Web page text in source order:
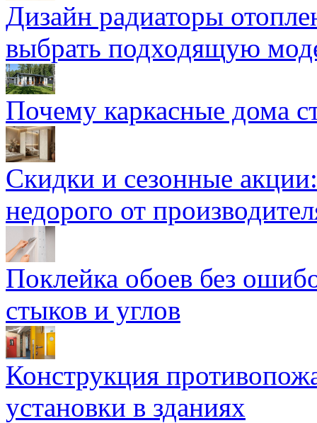
Дизайн радиаторы
выбрать подходящую
Почему каркасные дома
Скидки и сезонные
недорого от
Поклейка обоев без
стыков и углов
Конструкция
установки в зданиях